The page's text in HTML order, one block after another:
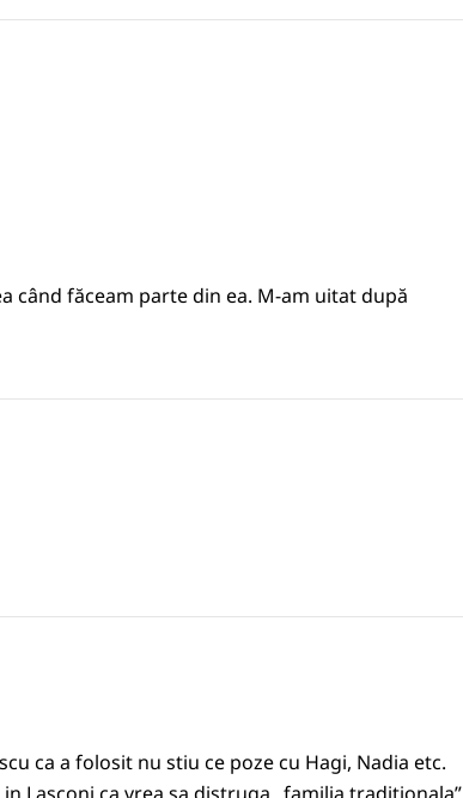
când făceam parte din ea. M-am uitat după
ca a folosit nu stiu ce poze cu Hagi, Nadia etc.